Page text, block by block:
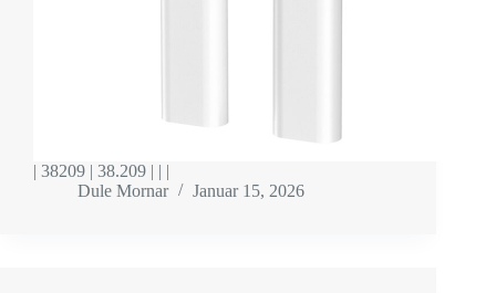
| 38209 | 38.209 | | |
Dule Mornar
Januar 15, 2026